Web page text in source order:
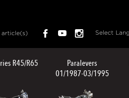
article(s) Select
R45/R65
Paralevers
01/1987-03/1995